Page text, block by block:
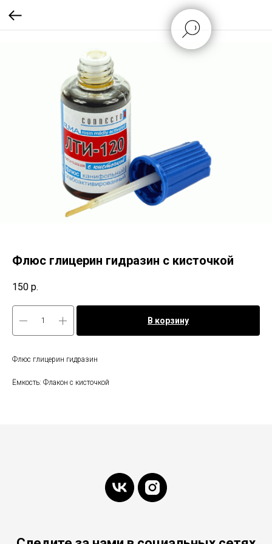
Флюс глицерин гидразин с кисточкой
150 р.
В корзину
Флюс глицерин гидразин
Ёмкость: Флакон с кисточкой